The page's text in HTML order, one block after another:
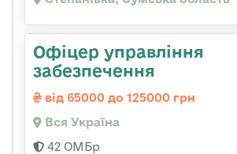
Офіцер управління
забезпечення
від 65000 до 125000 грн
Вся Україна
42 ОМБр